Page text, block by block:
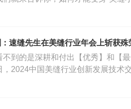
速缝先生在美缝行业年会上斩获殊
不到的是深耕和付出【优秀】和【
，2024中国美缝行业创新发展技术